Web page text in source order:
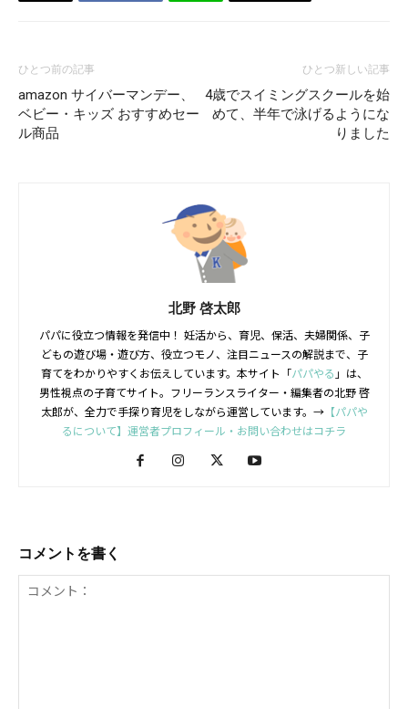
ひとつ前の記事
amazon サイバーマンデー、
ベビー・キッズ おすすめセー
ル商品
ひとつ新しい記事
4歳でスイミングスクールを始
めて、半年で泳げるようにな
りました
北野 啓太郎
パパに役立つ情報を発信中！ 妊活から、育児、保活、夫婦関係、子
どもの遊び場・遊び方、役立つモノ、注目ニュースの解説まで、子
育てをわかりやすくお伝えしています。本サイト「パパやる 」は、
男性視点の子育てサイト。フリーランスライター・編集者の北野 啓
太郎が、全力で手探り育児をしながら運営しています。→【パパや
るについて】運営者プロフィール・お問い合わせはコチラ
コメントを書く